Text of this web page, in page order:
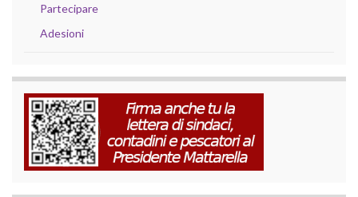
Partecipare
Adesioni